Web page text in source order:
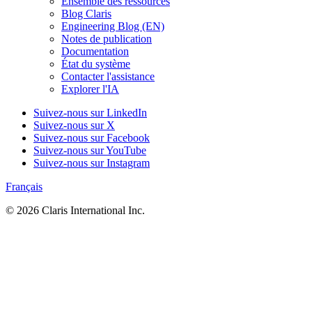
Blog Claris
Engineering Blog (EN)
Notes de publication
Documentation
État du système
Contacter l'assistance
Explorer l'IA
Suivez-nous sur LinkedIn
Suivez-nous sur X
Suivez-nous sur Facebook
Suivez-nous sur YouTube
Suivez-nous sur Instagram
Français
© 2026 Claris International Inc.